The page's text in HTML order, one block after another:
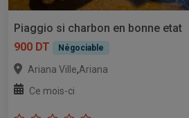
Piaggio si charbon en bonne etat
900 DT
Négociable
Ariana Ville,Ariana
Ce mois-ci